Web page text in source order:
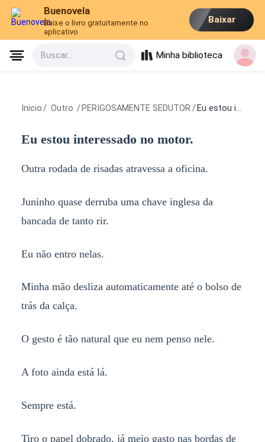
Buenovela
Baixe o livro gratuitamente no
aplicativo
Baixar
Buscar... Minha biblioteca
Inicio / Outro / PERIGOSAMENTE SEDUTOR / Eu estou interessado no motor.
Eu estou interessado no motor.
Outra rodada de risadas atravessa a oficina.
Juninho quase derruba uma chave inglesa da
bancada de tanto rir.
Eu não entro nelas.
Minha mão desliza automaticamente até o bolso de
trás da calça.
O gesto é tão natural que eu nem penso nele.
A foto ainda está lá.
Sempre está.
Tiro o papel dobrado, já meio gasto nas bordas de